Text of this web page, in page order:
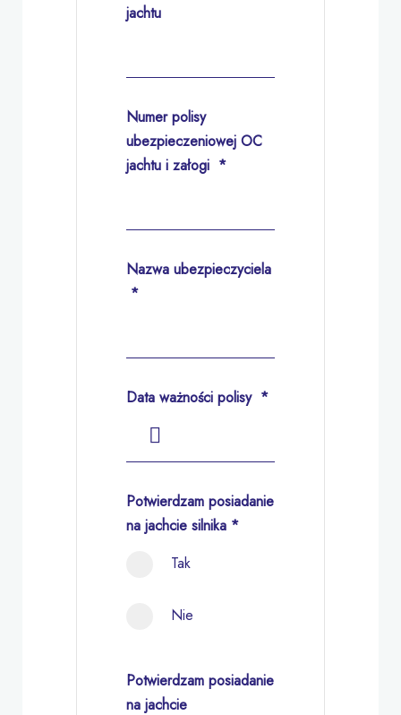
jachtu
Numer polisy
ubezpieczeniowej OC
jachtu i załogi *
Nazwa ubezpieczyciela
*
Data ważności polisy *
Potwierdzam posiadanie
na jachcie silnika *
Tak
Nie
Potwierdzam posiadanie
na jachcie